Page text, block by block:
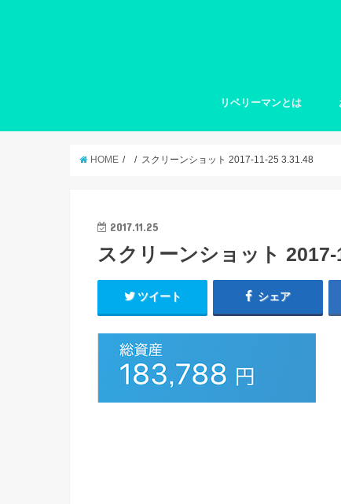
リベリーマンとは
HOME スクリーンショット 2017-11-25 3.31.48
2017.11.25
スクリーンショット 2017-
ツイート シェア